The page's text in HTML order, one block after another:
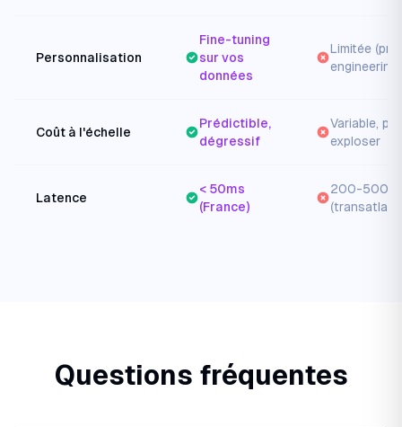
Personnalisation
Fine-tuning
sur vos
données
Limitée
engineering)
Coût à l'échelle
Prédictible,
dégressif
Variable,
exploser
Latence
< 50ms
(France)
200-
Questions fréquentes